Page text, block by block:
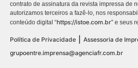
contrato de assinatura da revista impressa de
autorizamos terceiros a fazê-lo, nos
conteúdo digital “https://istoe.com.br” e seus
Política de Privacidade
Assessoria de
grupoentre.imprensa@agenciafr.com.br